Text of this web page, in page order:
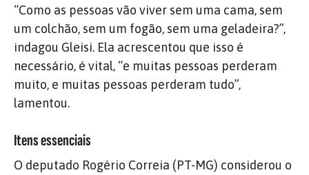
“Como as pessoas vão viver sem uma cama, sem
um colchão, sem um fogão, sem uma geladeira?”,
indagou Gleisi. Ela acrescentou que isso é
necessário, é vital, “e muitas pessoas perderam
muito, e muitas pessoas perderam tudo”,
lamentou.
Itens essenciais
O deputado Rogério Correia (PT-MG) considerou o